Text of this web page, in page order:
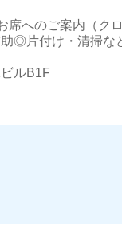
席へのご案内（
◎片付け・清掃な
ルB1F